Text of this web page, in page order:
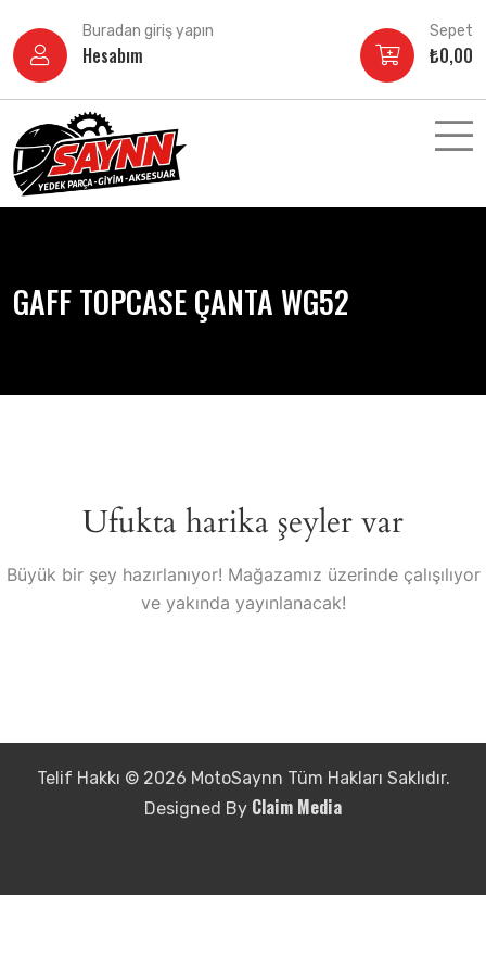
atla
Buradan giriş yapın
Hesabım
Sepet
₺0,00
GAFF TOPCASE ÇANTA WG52
Ufukta harika şeyler var
Büyük bir şey hazırlanıyor! Mağazamız üzerinde çalışılıyor
ve yakında yayınlanacak!
Telif Hakkı © 2026 MotoSaynn Tüm Hakları Saklıdır.
Designed By Claim Media